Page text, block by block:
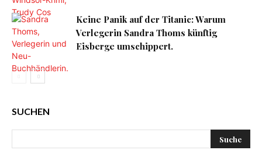
Keine Panik auf der Titanic: Warum
Verlegerin Sandra Thoms künftig
Eisberge umschippert.
SUCHEN